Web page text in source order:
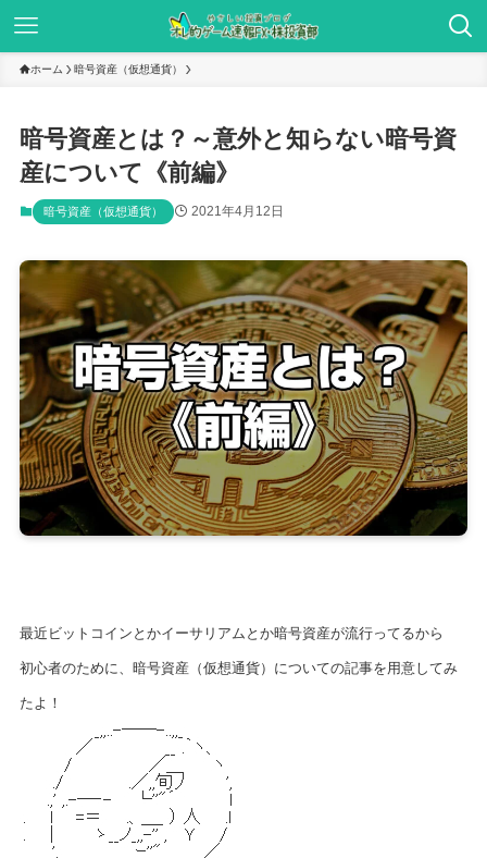
ホーム 暗号資産（仮想通貨）
暗号資産とは？～意外と知らない暗号資
産について《前編》
暗号資産（仮想通貨） 2021年4月12日
最近ビットコインとかイーサリアムとか暗号資産が流行ってるから
初心者のために、暗号資産（仮想通貨）についての記事を用意してみ
たよ！